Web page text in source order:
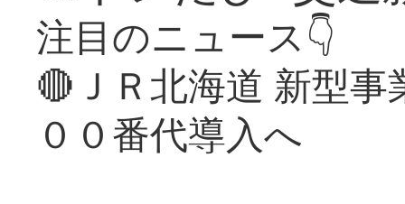
注目のニュース👇
🔴ＪＲ北海道 新型
００番代導入へ